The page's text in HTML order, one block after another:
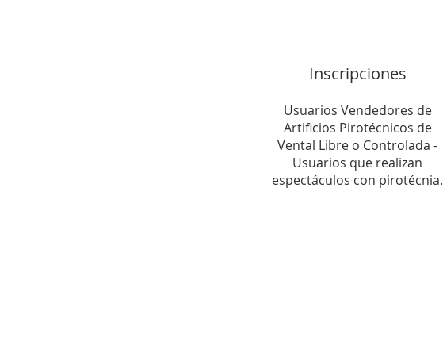
Inscripciones
Usuarios Vendedores de
Artificios Pirotécnicos de
Vental Libre o Controlada -
Usuarios que realizan
espectáculos con pirotécnia.